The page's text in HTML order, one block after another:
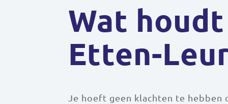
Wat
Etten-
Je hoeft geen klachten te